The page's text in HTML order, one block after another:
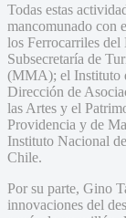
Todas estas
mancomunado con
los Ferrocarriles del
Subsecretaría de
(MMA); el Instituto
Dirección de
las Artes y el
Providencia y de
Instituto Nacional
Chile.
Por su parte, Gino
innovaciones del